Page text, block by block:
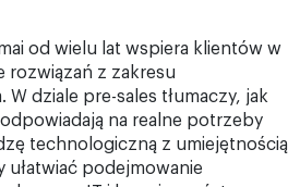
od wielu lat wspiera klientów w
rozwiązań z zakresu
dziale pre-sales tłumaczy, jak
na realne potrzeby
technologiczną z umiejętnością
ułatwiać podejmowanie